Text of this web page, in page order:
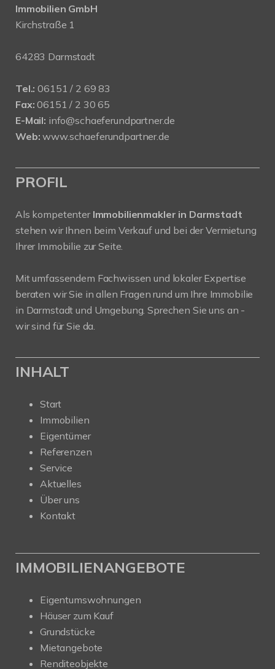
Immobilien GmbH
Kirchstraße 1
64283 Darmstadt
Tel.: 06151 / 2 69 83
Fax: 06151 / 2 30 65
E-Mail: info@schaeferundpartner.de
Web: www.schaeferundpartner.de
PROFIL
Als kompetenter Immobilienmakler in Darmstadt
stehen wir Ihnen beim Verkauf und bei der Vermietung
Ihrer Immobilie zur Seite.
Mit umfassendem Fachwissen und lokaler Expertise
beraten wir Sie in allen Fragen rund um Ihre Immobilie
in Darmstadt und Umgebung. Sprechen Sie uns an -
wir sind für Sie da.
INHALT
Start
Immobilien
Eigentümer
Referenzen
Service
Aktuelles
Über uns
Kontakt
IMMOBILIENANGEBOTE
Eigentumswohnungen
Häuser zum Kauf
Grundstücke
Mietangebote
Renditeobjekte